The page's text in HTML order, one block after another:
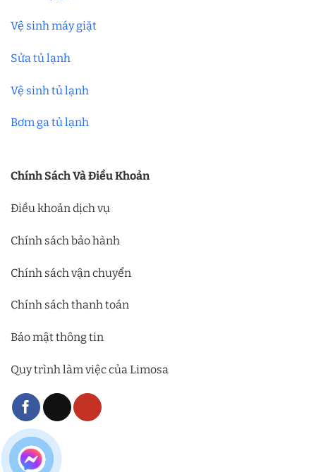
Vệ sinh máy giặt
Sửa tủ lạnh
Vệ sinh tủ lạnh
Bơm ga tủ lạnh
Chính Sách Và Điều Khoản
Điều khoản dịch vụ
Chính sách bảo hành
Chính sách vận chuyển
Chính sách thanh toán
Bảo mật thông tin
Quy trình làm việc của Limosa